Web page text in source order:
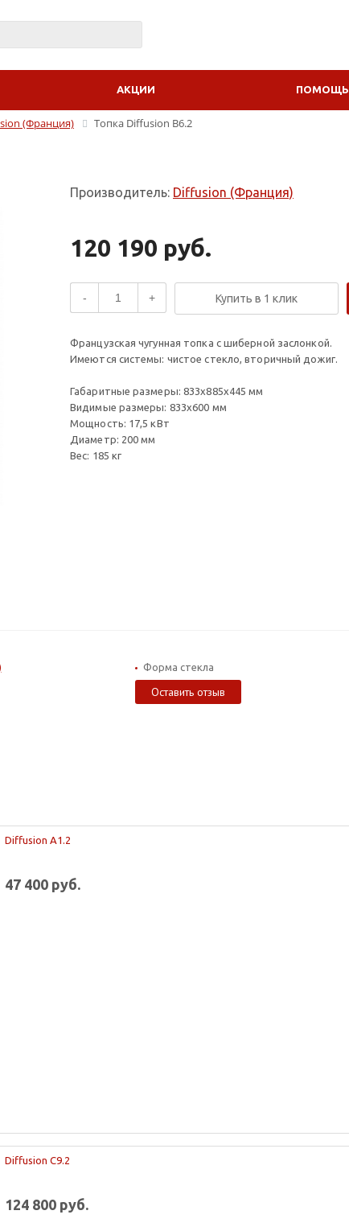
АКЦИИ ПОМОЩЬ
(Франция) Топка Diffusion B6.2
Производитель: Diffusion (Франция)
120 190 руб.
- + Купить в 1 клик
Французская чугунная топка c шиберной заслонкой.
Имеются системы: чистое стекло, вторичный дожиг.
Габаритные размеры: 833x885x445 мм
Видимые размеры: 833x600 мм
Мощность: 17,5 кВт
Диаметр: 200 мм
Вес: 185 кг
Форма стекла
Оставить отзыв
Diffusion A1.2
47 400 руб.
Diffusion С9.2
124 800 руб.